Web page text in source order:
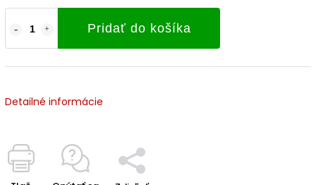
Pridať do košíka
Detailné informácie